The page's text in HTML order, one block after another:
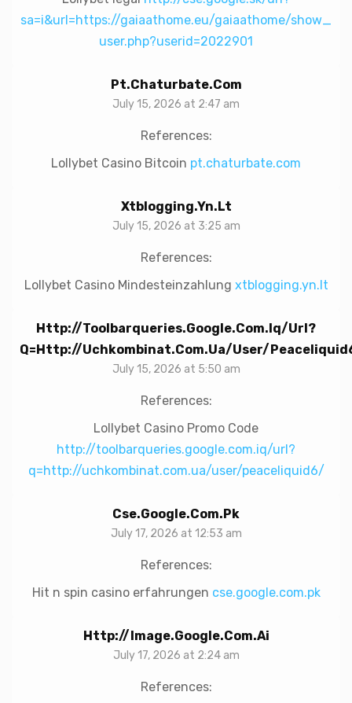
sa=i&url=https://gaiaathome.eu/gaiaathome/show_
user.php?userid=2022901
Pt.chaturbate.com
July 15, 2026 at 2:47 am
References:
Lollybet Casino Bitcoin pt.chaturbate.com
Xtblogging.yn.lt
July 15, 2026 at 3:25 am
References:
Lollybet Casino Mindesteinzahlung xtblogging.yn.lt
Http://toolbarqueries.google.com.iq/url?
Q=http://uchkombinat.com.ua/user/
July 15, 2026 at 5:50 am
References:
Lollybet Casino Promo Code
http://toolbarqueries.google.com.iq/url?
q=http://uchkombinat.com.ua/user/peaceliquid6/
Cse.google.com.pk
July 17, 2026 at 12:53 am
References:
Hit n spin casino erfahrungen cse.google.com.pk
Http://image.google.com.ai
July 17, 2026 at 2:24 am
References: